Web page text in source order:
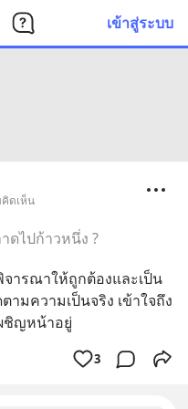
เข้าสู่ระบบ
คิดเห็น
ดไปก้าวหนึ่ง ?
ารณาให้ถูกต้องและเป็น
มความเป็นจริง เข้าใจถึง
ชิญหน้าอยู่
3